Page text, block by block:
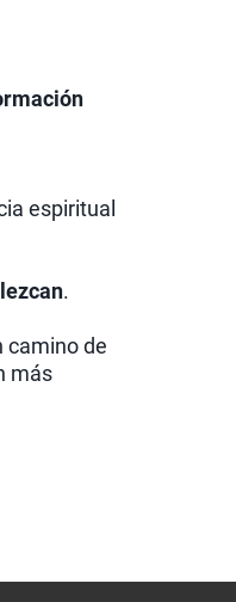
espiritual
.
camino de
más